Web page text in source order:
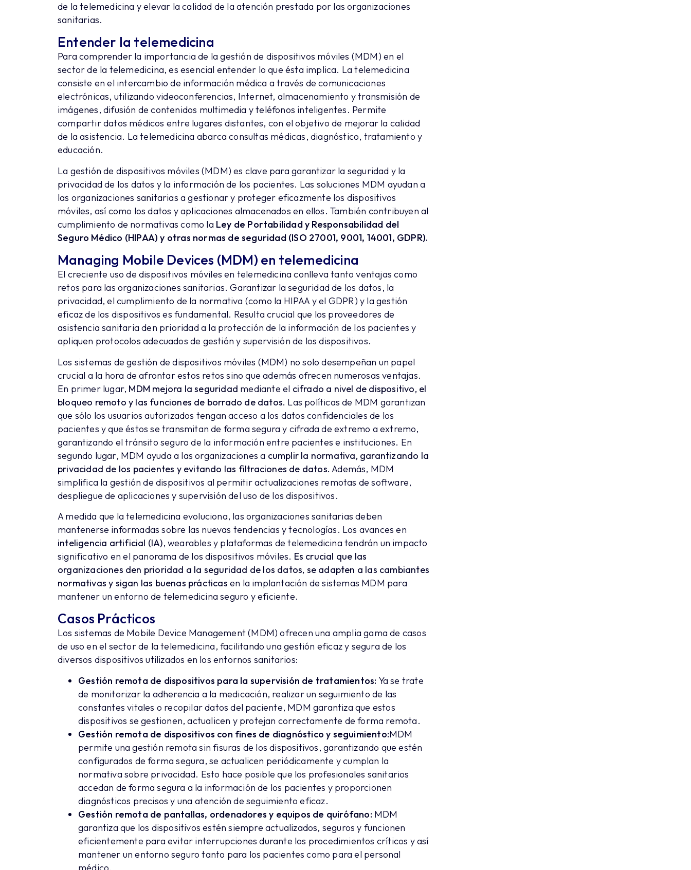
de la telemedicina y elevar la calidad de la atención prestada por las organizaciones
sanitarias.
Entender la telemedicina
Para comprender la importancia de la gestión de dispositivos móviles (MDM) en el
sector de la telemedicina, es esencial entender lo que ésta implica. La telemedicina
consiste en el intercambio de información médica a través de comunicaciones
electrónicas, utilizando videoconferencias, Internet, almacenamiento y transmisión de
imágenes, difusión de contenidos multimedia y teléfonos inteligentes. Permite
compartir datos médicos entre lugares distantes, con el objetivo de mejorar la calidad
de la asistencia. La telemedicina abarca consultas médicas, diagnóstico, tratamiento y
educación.
La gestión de dispositivos móviles (MDM) es clave para garantizar la seguridad y la
privacidad de los datos y la información de los pacientes. Las soluciones MDM ayudan a
las organizaciones sanitarias a gestionar y proteger eficazmente los dispositivos
móviles, así como los datos y aplicaciones almacenados en ellos. También contribuyen al
cumplimiento de normativas como la Ley de Portabilidad y Responsabilidad del
Seguro Médico (HIPAA) y otras normas de seguridad (ISO 27001, 9001, 14001, GDPR).
Managing Mobile Devices (MDM) en telemedicina
El creciente uso de dispositivos móviles en telemedicina conlleva tanto ventajas como
retos para las organizaciones sanitarias. Garantizar la seguridad de los datos, la
privacidad, el cumplimiento de la normativa (como la HIPAA y el GDPR) y la gestión
eficaz de los dispositivos es fundamental. Resulta crucial que los proveedores de
asistencia sanitaria den prioridad a la protección de la información de los pacientes y
apliquen protocolos adecuados de gestión y supervisión de los dispositivos.
Los sistemas de gestión de dispositivos móviles (MDM) no solo desempeñan un papel
crucial a la hora de afrontar estos retos sino que además ofrecen numerosas ventajas.
En primer lugar, MDM mejora la seguridad mediante el cifrado a nivel de dispositivo, el
bloqueo remoto y las funciones de borrado de datos. Las políticas de MDM garantizan
que sólo los usuarios autorizados tengan acceso a los datos confidenciales de los
pacientes y que éstos se transmitan de forma segura y cifrada de extremo a extremo,
garantizando el tránsito seguro de la información entre pacientes e instituciones. En
segundo lugar, MDM ayuda a las organizaciones a cumplir la normativa, garantizando la
privacidad de los pacientes y evitando las filtraciones de datos. Además, MDM
simplifica la gestión de dispositivos al permitir actualizaciones remotas de software,
despliegue de aplicaciones y supervisión del uso de los dispositivos.
A medida que la telemedicina evoluciona, las organizaciones sanitarias deben
mantenerse informadas sobre las nuevas tendencias y tecnologías. Los avances en
inteligencia artificial (IA), wearables y plataformas de telemedicina tendrán un impacto
significativo en el panorama de los dispositivos móviles. Es crucial que las
organizaciones den prioridad a la seguridad de los datos, se adapten a las cambiantes
normativas y sigan las buenas prácticas en la implantación de sistemas MDM para
mantener un entorno de telemedicina seguro y eficiente.
Casos Prácticos
Los sistemas de Mobile Device Management (MDM) ofrecen una amplia gama de casos
de uso en el sector de la telemedicina, facilitando una gestión eficaz y segura de los
diversos dispositivos utilizados en los entornos sanitarios:
Gestión remota de dispositivos para la supervisión de tratamientos: Ya se trate
de monitorizar la adherencia a la medicación, realizar un seguimiento de las
constantes vitales o recopilar datos del paciente, MDM garantiza que estos
dispositivos se gestionen, actualicen y protejan correctamente de forma remota.
Gestión remota de dispositivos con fines de diagnóstico y seguimiento:MDM
permite una gestión remota sin fisuras de los dispositivos, garantizando que estén
configurados de forma segura, se actualicen periódicamente y cumplan la
normativa sobre privacidad. Esto hace posible que los profesionales sanitarios
accedan de forma segura a la información de los pacientes y proporcionen
diagnósticos precisos y una atención de seguimiento eficaz.
Gestión remota de pantallas, ordenadores y equipos de quirófano: MDM
garantiza que los dispositivos estén siempre actualizados, seguros y funcionen
eficientemente para evitar interrupciones durante los procedimientos críticos y así
mantener un entorno seguro tanto para los pacientes como para el personal
médico.